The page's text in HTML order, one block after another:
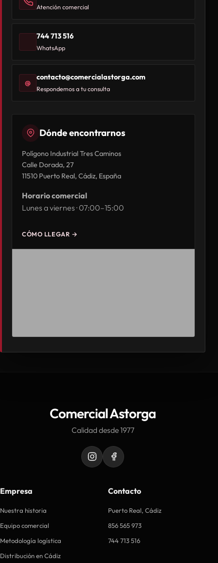
Atención comercial
744 713 516
WhatsApp
@
contacto@comercialastorga.com
Respondemos a tu consulta
Dónde encontrarnos
Polígono Industrial Tres Caminos
Calle Dorada, 27
11510 Puerto Real, Cádiz, España
Horario comercial
Lunes a viernes · 07:00–15:00
CÓMO LLEGAR →
Comercial Astorga
Calidad desde 1977
Empresa
Nuestra historia
Equipo comercial
Metodología logística
Distribución en Cádiz
Contacto
Puerto Real, Cádiz
856 565 973
744 713 516